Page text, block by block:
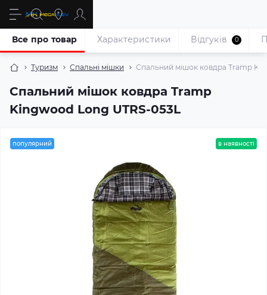
Туризм Спальні мішки Спальний мішок ковдра Tramp
Спальний мішок ковдра Tramp
Kingwood Long UTRS-053L
Все про товар Характеристики Відгуків 0
популярний в наявності